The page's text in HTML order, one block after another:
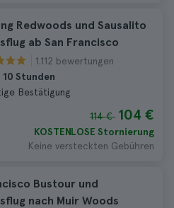
Redwoods und Sausalito
ab San Francisco
1.112 bewertungen
10 Stunden
Bestätigung
114 € 104 €
KOSTENLOSE Stornierung
Keine versteckten Gebühren
Bustour und
nach Muir Woods